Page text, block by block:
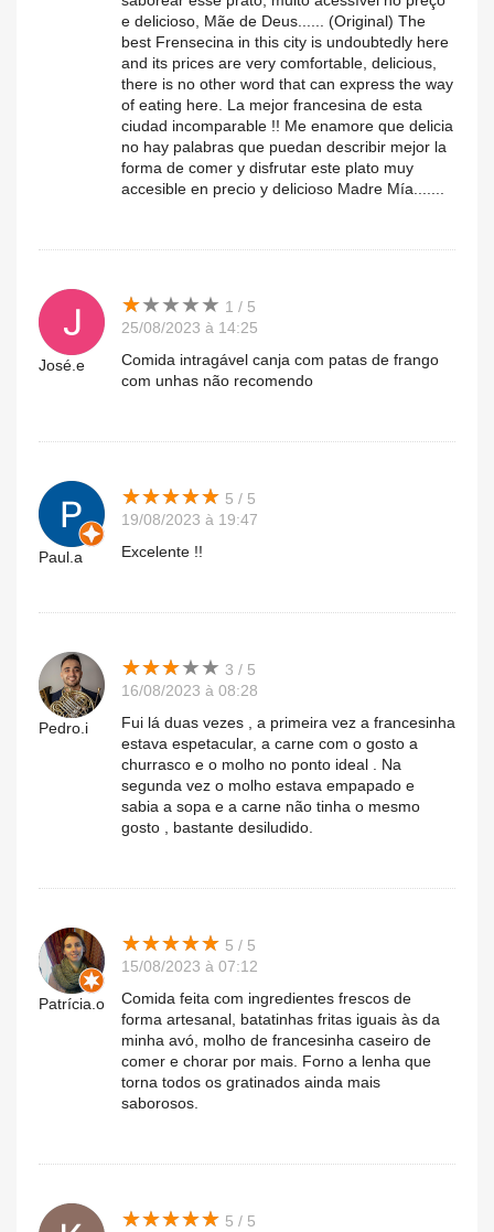
e delicioso, Mãe de Deus...... (Original) The
best Frensecina in this city is undoubtedly here
and its prices are very comfortable, delicious,
there is no other word that can express the way
of eating here. La mejor francesina de esta
ciudad incomparable !! Me enamore que delicia
no hay palabras que puedan describir mejor la
forma de comer y disfrutar este plato muy
accesible en precio y delicioso Madre Mía.......
José.e
★★★★★
★★★★★ 1 / 5
25/08/2023 à 14:25
Comida intragável canja com patas de frango
com unhas não recomendo
Paul.a
★★★★★
★★★★★ 5 / 5
19/08/2023 à 19:47
Excelente !!
Pedro.i
★★★★★
★★★★★ 3 / 5
16/08/2023 à 08:28
Fui lá duas vezes , a primeira vez a francesinha
estava espetacular, a carne com o gosto a
churrasco e o molho no ponto ideal . Na
segunda vez o molho estava empapado e
sabia a sopa e a carne não tinha o mesmo
gosto , bastante desiludido.
Patrícia.o
★★★★★
★★★★★ 5 / 5
15/08/2023 à 07:12
Comida feita com ingredientes frescos de
forma artesanal, batatinhas fritas iguais às da
minha avó, molho de francesinha caseiro de
comer e chorar por mais. Forno a lenha que
torna todos os gratinados ainda mais
saborosos.
★★★★★
★★★★★ 5 / 5